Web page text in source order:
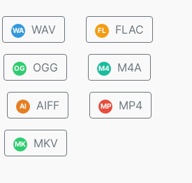
WA WAV FL FLAC
OG OGG M4 M4A
AI AIFF MP MP4
MK MKV